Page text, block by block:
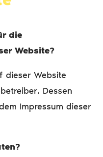
die
Website?
dieser Website
Dessen
Impressum dieser